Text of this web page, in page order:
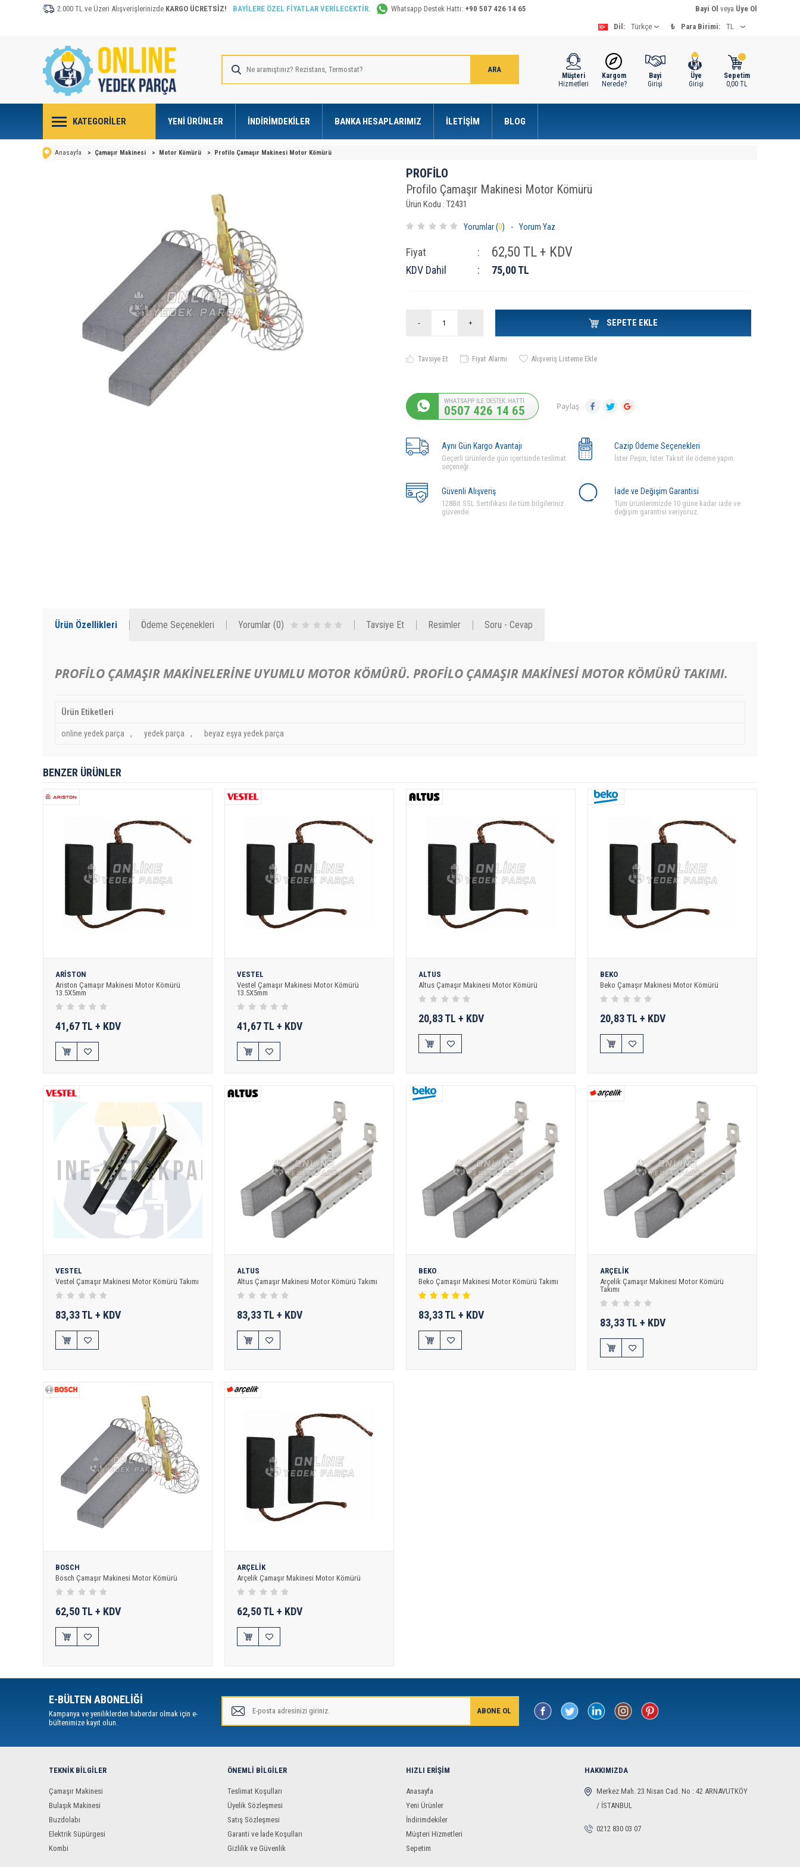
2.000 TL ve Üzeri Alışverişlerinizde KARGO ÜCRETSİZ! BAYİLERE ÖZEL FİYATLAR VERİLECEKTİR. Whatsapp Destek Hattı: +90 507 426 14 65 Bayi Ol veya Üye Ol
Dil:
₺ Para Birimi:
Sepetim
0,00TL
Üye
Girişi
Bayi
Girişi
Kargom
Nerede?
Müşteri
Hizmetleri
KATEGORILER YENI ÜRÜNLER İNDIRIMDEKILER BANKA HESAPLARIMIZ İLETIŞIM BLOG
Anasayfa > Çamaşır Makinesi > Motor Kömürü > Profilo Çamaşır Makinesi Motor Kömürü
PROFİLO
Profilo Çamaşır Makinesi Motor Kömürü
Ürün Kodu : T2431
Yorumlar (0) - Yorum Yaz
Fiyat : 62,50 TL + KDV
KDV Dahil : 75,00TL
- + SEPETE EKLE
Tavsiye Et Fiyat Alarmı Alışveriş Listeme Ekle
0507 426 14 65 Paylaş
Aynı Gün Kargo Avantajı
Geçerli ürünlerde gün içerisinde teslimat
seçeneği.
Cazip Ödeme Seçenekleri
İster Peşin, İster Taksit ile ödeme yapın.
Güvenli Alışveriş
128Bit SSL Sertifikası ile tüm bilgileriniz
güvende.
İade ve Değişim Garantisi
Tüm ürünlerimizde 10 güne kadar iade ve
değişim garantisi veriyoruz.
Ürün Özellikleri Ödeme Seçenekleri Yorumlar (0) Tavsiye Et Resimler Soru - Cevap
PROFİLO ÇAMAŞIR MAKİNELERİNE UYUMLU MOTOR KÖMÜRÜ. PROFİLO ÇAMAŞIR MAKİNESİ MOTOR KÖMÜRÜ TAKIMI.
Ürün Etiketleri
online yedek parça , yedek parça , beyaz eşya yedek parça
BENZER ÜRÜNLER
ARİSTON
Ariston Çamaşır Makinesi Motor Kömürü
13.5X5mm
41,67 TL + KDV
VESTEL
Vestel Çamaşır Makinesi Motor Kömürü
13.5X5mm
41,67 TL + KDV
ALTUS
Altus Çamaşır Makinesi Motor Kömürü
20,83 TL + KDV
BEKO
Beko Çamaşır Makinesi Motor Kömürü
20,83 TL + KDV
VESTEL
Vestel Çamaşır Makinesi Motor Kömürü Takımı
83,33 TL + KDV
ALTUS
Altus Çamaşır Makinesi Motor Kömürü Takımı
83,33 TL + KDV
BEKO
Beko Çamaşır Makinesi Motor Kömürü Takımı
83,33 TL + KDV
ARÇELİK
Arçelik Çamaşır Makinesi Motor Kömürü
Takımı
83,33 TL + KDV
BOSCH
Bosch Çamaşır Makinesi Motor Kömürü
62,50 TL + KDV
ARÇELİK
Arçelik Çamaşır Makinesi Motor Kömürü
62,50 TL + KDV
E-BÜLTEN ABONELİĞİ
Kampanya ve yeniliklerden haberdar olmak için e-
bültenimize kayıt olun.
TEKNIK BILGILER
Çamaşır Makinesi
Bulaşık Makinesi
Buzdolabı
Elektrik Süpürgesi
Kombi
ÖNEMLI BILGILER
Teslimat Koşulları
Üyelik Sözleşmesi
Satış Sözleşmesi
Garanti ve İade Koşulları
Gizlilik ve Güvenlik
HIZLI ERIŞIM
Anasayfa
Yeni Ürünler
İndirimdekiler
Müşteri Hizmetleri
Sepetim
HAKKIMIZDA
Merkez Mah. 23 Nisan Cad. No : 42 ARNAVUTKÖY
/ İSTANBUL
0212 830 03 07